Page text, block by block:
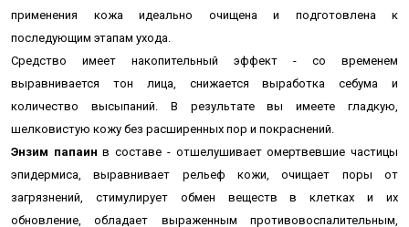
применения кожа идеально очищена и подготовлена к
последующим этапам ухода.
Средство имеет накопительный эффект - со временем
выравнивается тон лица, снижается выработка себума и
количество высыпаний. В результате вы имеете гладкую,
шелковистую кожу без расширенных пор и покраснений.
Энзим папаинв составе - отшелушивает омертвевшие частицы
эпидермиса,выравнивает рельеф кожи,очищает поры от
загрязнений, стимулирует обмен веществ в клетках и их
обновление, обладает выраженным противовоспалительным,